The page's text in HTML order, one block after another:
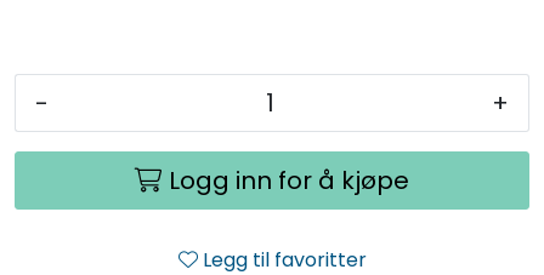
- +
Logg inn for å kjøpe
Legg til favoritter